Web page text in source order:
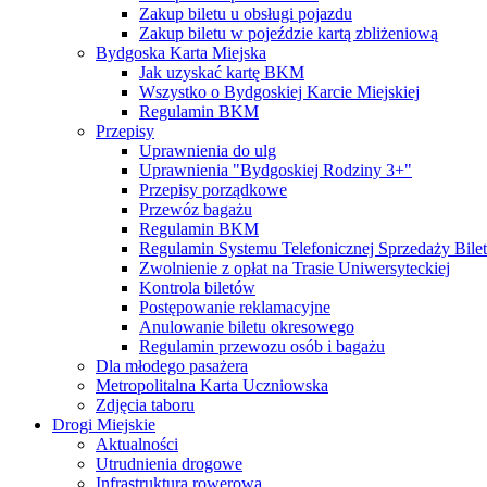
Zakup biletu u obsługi pojazdu
Zakup biletu w pojeździe kartą zbliżeniową
Bydgoska Karta Miejska
Jak uzyskać kartę BKM
Wszystko o Bydgoskiej Karcie Miejskiej
Regulamin BKM
Przepisy
Uprawnienia do ulg
Uprawnienia "Bydgoskiej Rodziny 3+"
Przepisy porządkowe
Przewóz bagażu
Regulamin BKM
Regulamin Systemu Telefonicznej Sprzedaży
Zwolnienie z opłat na Trasie Uniwersyteckiej
Kontrola biletów
Postępowanie reklamacyjne
Anulowanie biletu okresowego
Regulamin przewozu osób i bagażu
Dla młodego pasażera
Metropolitalna Karta Uczniowska
Zdjęcia taboru
Drogi Miejskie
Aktualności
Utrudnienia drogowe
Infrastruktura rowerowa